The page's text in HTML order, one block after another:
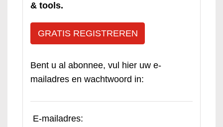
& tools.
GRATIS REGISTREREN
Bent u al abonnee, vul hier uw e-
mailadres en wachtwoord in:
E-mailadres: